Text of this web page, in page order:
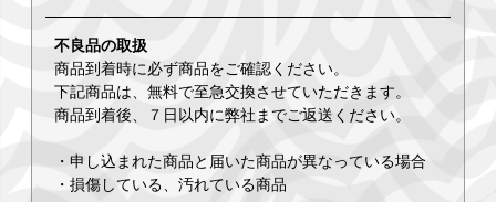
不良品の取扱
商品到着時に必ず商品をご確認ください。
下記商品は、無料で至急交換させていただきます。
商品到着後、７日以内に弊社までご返送ください。
・申し込まれた商品と届いた商品が異なっている場合
・損傷している、汚れている商品